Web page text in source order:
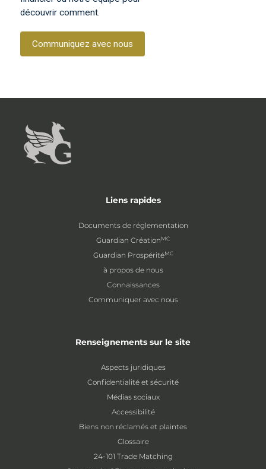
découvrir comment.
Communiquez avec nous
Liens rapides
Documents de réglementation
Guardian CréationMC
Guardian ProspéritéMC
à propos de nous
Connaissances
Communiquer avec nous
Renseignements sur le site
Aspects juridiques
Confidentialité et sécurité
Médias sociaux
Accessibilité
Biens non réclamés et plaintes
Glossaire
24-101 Trade Matching